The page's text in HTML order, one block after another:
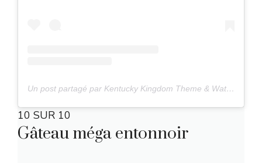
Un post partagé par Kentucky Kingdom Theme & Water Park (@kentuckykingdom)
10 SUR 10
Gâteau méga entonnoir